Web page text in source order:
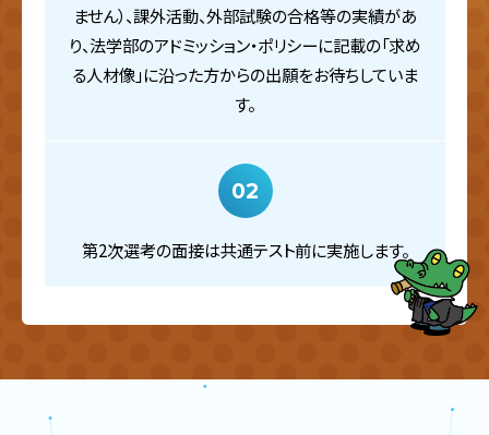
ません）、課外活動、外部試験の合格等の実績があ
り、法学部のアドミッション・ポリシーに記載の「求め
る人材像」に沿った方からの出願をお待ちしていま
す。
02
第2次選考の面接は共通テスト前に実施します。